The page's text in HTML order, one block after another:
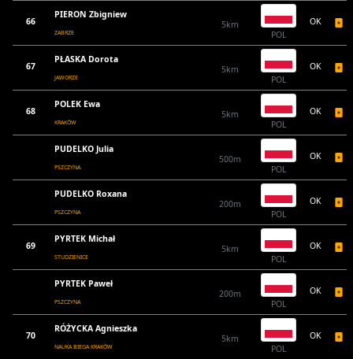
66
PIERON Zbigniew
ZABRZE
5km
POL
OK
67
PŁASKA Dorota
JAWORZE
5km
POL
OK
68
POLEK Ewa
KRAKÓW
5km
POL
OK
PUDELKO Julia
PSZCZYNA
500m
POL
OK
PUDELKO Roxana
PSZCZYNA
200m
POL
OK
69
PYRTEK Michał
STUDZIENICE
5km
POL
OK
PYRTEK Paweł
PSZCZYNA
200m
POL
OK
70
RÓŻYCKA Agnieszka
NAUKA BIEGA KRAKÓW
5km
POL
OK